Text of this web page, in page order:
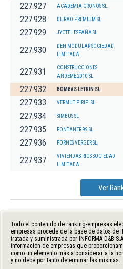
227.927 ACADEMIA CRONOS SL.
227.928 DURAO PREMIUM SL
227.929 JYCTEL ESPAÑA SL
227.930
DEN MODULAR SOCIEDAD
LIMITADA.
227.931
CONSTRUCCIONES
ANDEME 2010 SL
227.932 BOMBAS LETRIN SL.
227.933 VERMUT PIRIPI SL.
227.934 SIMBUS SL
227.935 FONTANER 99 SL
227.936 FORNES VERGER SL.
227.937
VIVIENDAS RIOS SOCIEDAD
LIMITADA.
Ver
Todo el contenido de ranking-
empresas procede de la base de datos de
tratada y suministrada por INFORMA D&B
información de empresas que
como un elemento más a considerar a la
y no debe por tanto determinar las mismas.